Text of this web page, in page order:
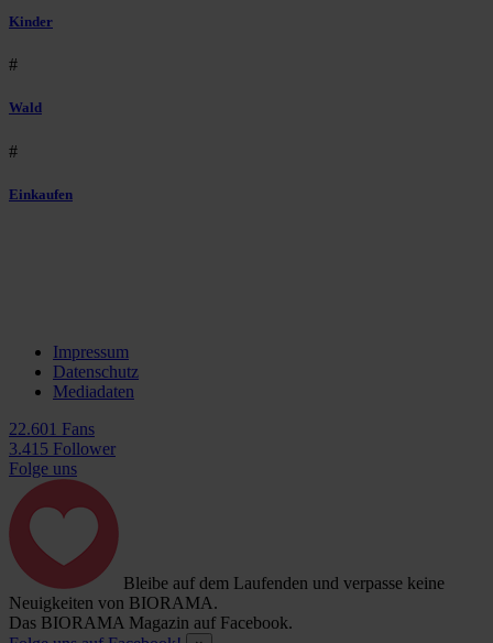
Kinder
#
Wald
#
Einkaufen
Impressum
Datenschutz
Mediadaten
22.601 Fans
3.415 Follower
Folge uns
Bleibe auf dem Laufenden und verpasse keine
Neuigkeiten von BIORAMA.
Das BIORAMA Magazin auf Facebook.